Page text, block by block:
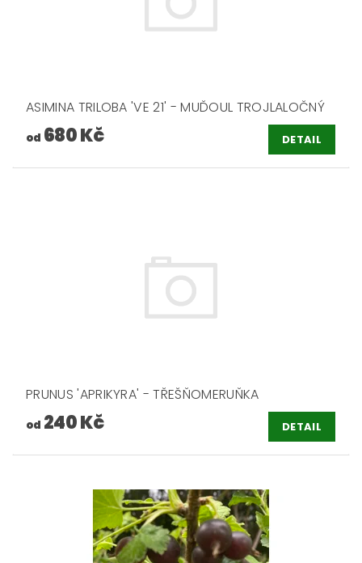
ASIMINA TRILOBA 'VE 21' - MUĎOUL TROJLALOČNÝ
od 680 Kč DETAIL
PRUNUS 'APRIKYRA' - TŘEŠŇOMERUŇKA
od 240 Kč DETAIL